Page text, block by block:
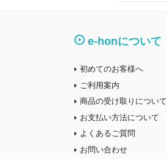
e-honについて
初めてのお客様へ
ご利用案内
商品の受け取りについて
お支払い方法について
よくあるご質問
お問い合わせ